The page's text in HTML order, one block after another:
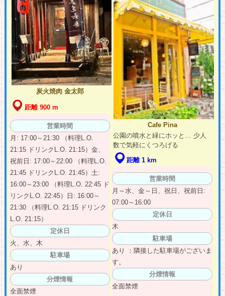
炭火焼肉 金太郎
距離 900 m
営業時間
月: 17:00～21:30 （料理L.O.
21:15 ドリンクL.O. 21:15）金、
祝前日: 17:00～22:00 （料理L.O.
21:45 ドリンクL.O. 21:45）土:
16:00～23:00 （料理L.O. 22:45 ド
リンクL.O. 22:45）日: 16:00～
21:30 （料理L.O. 21:15 ドリンク
L.O. 21:15）
定休日
火、水、木
駐車場
あり
分煙情報
全面禁煙
Cafe Pina
公園の噴水と緑にホッと… 少人
数で気軽にくつろげる
距離 1 km
営業時間
月～水、金～日、祝日、祝前日:
07:00～16:00
定休日
木
駐車場
あり ：隣接した駐車場がございま
す。
分煙情報
全面禁煙